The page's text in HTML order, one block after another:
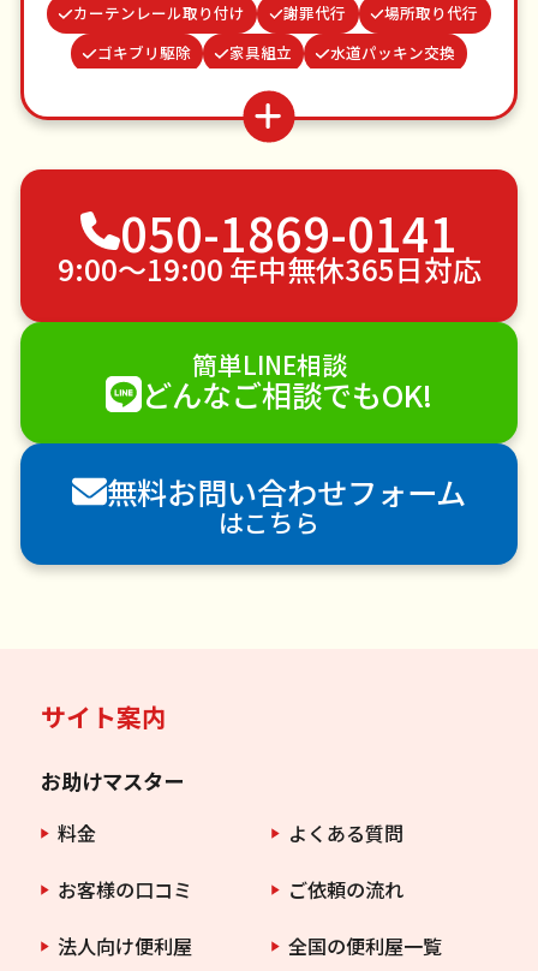
カーテンレール取り付け
謝罪代行
場所取り代行
ゴキブリ駆除
家具組立
水道パッキン交換
結婚式代理出席
並び代行
ベランダ掃除
買い物代行
波板張替え
不用品回収
ゴミ屋敷片付け
植木の剪定
植木の伐採
手すり取り付け
ペットのお世話
エアコンクリーニング
DIY・日曜大工
ハウスクリーニング
雪かき・雪下ろし
電球交換
襖（ふすま）の張替え
空き家管理
各種代行
害獣駆除
防草シート施工
ナメクジ駆除
害虫駆除
050-1869-0141
9:00〜19:00 年中無休365日対応
簡単LINE相談
どんなご相談でもOK!
無料お問い合わせフォーム
はこちら
サイト案内
お助けマスター
料金
よくある質問
お客様の口コミ
ご依頼の流れ
法人向け便利屋
全国の便利屋一覧